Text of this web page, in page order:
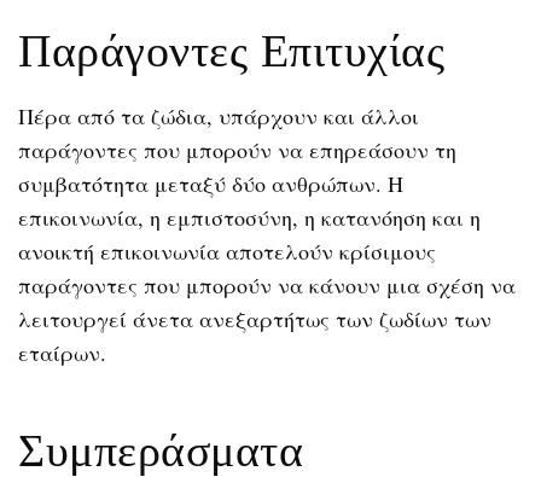
Παράγοντες Επιτυχίας
Πέρα από τα ζώδια, υπάρχουν και άλλοι
παράγοντες που μπορούν να επηρεάσουν τη
συμβατότητα μεταξύ δύο ανθρώπων. Η
επικοινωνία, η εμπιστοσύνη, η κατανόηση και η
ανοικτή επικοινωνία αποτελούν κρίσιμους
παράγοντες που μπορούν να κάνουν μια σχέση να
λειτουργεί άνετα ανεξαρτήτως των ζωδίων των
εταίρων.
Συμπεράσματα